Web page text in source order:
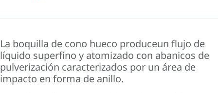
La boquilla de cono hueco produceun flujo de
líquido superfino y atomizado con abanicos de
pulverización caracterizados por un área de
impacto en forma de anillo.